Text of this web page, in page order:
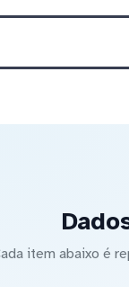
item abaixo é